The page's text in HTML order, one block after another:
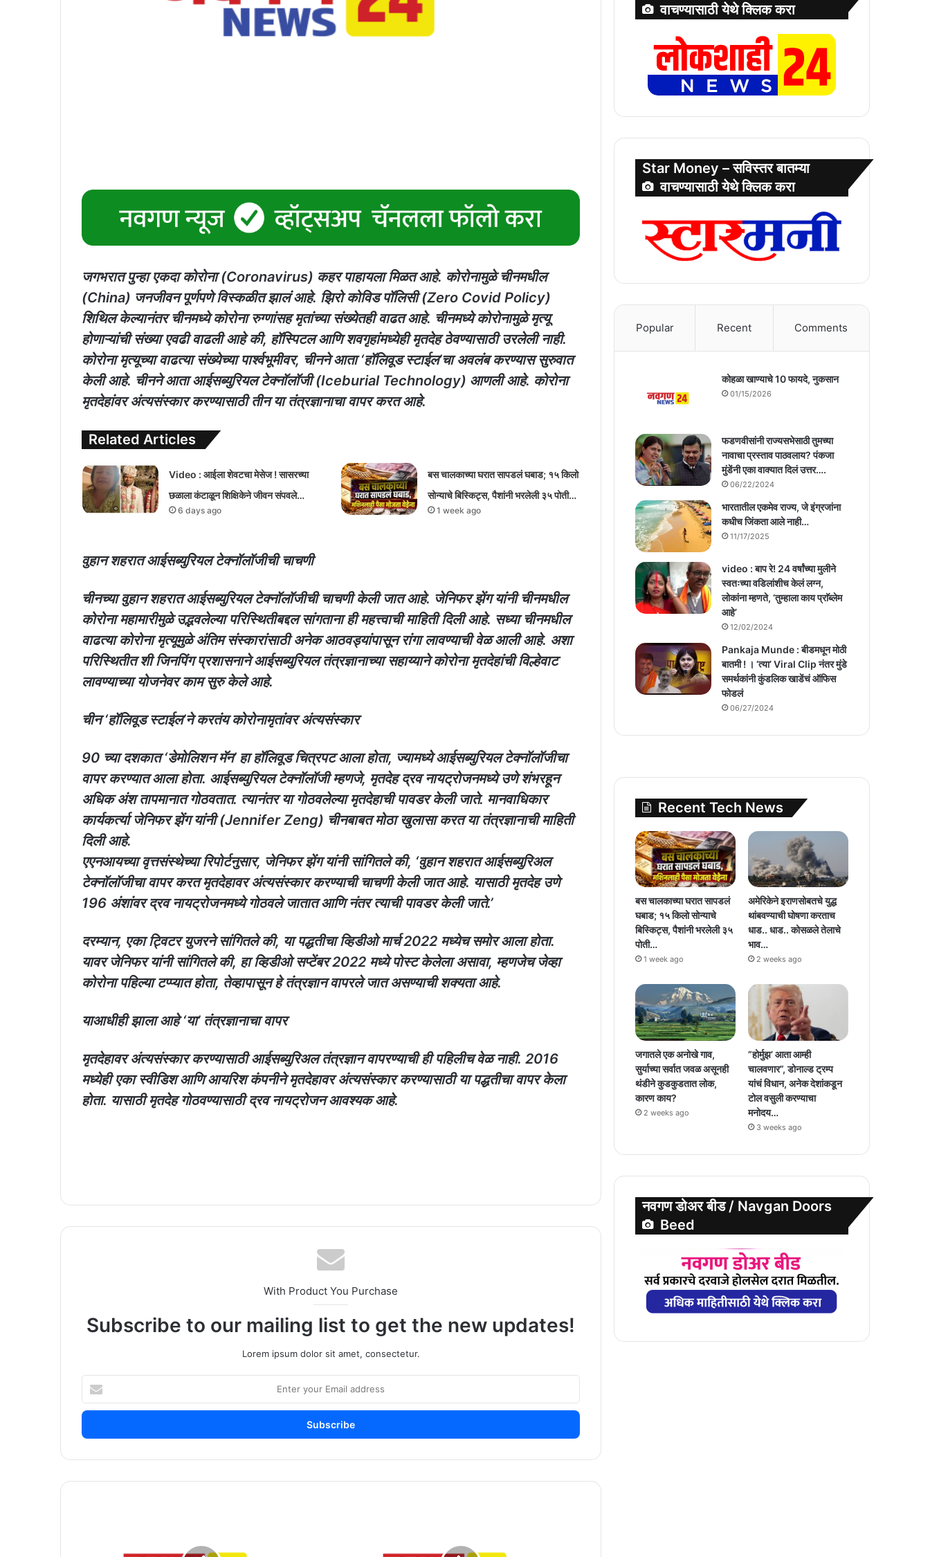
जगभरात पुन्हा एकदा कोरोना (Coronavirus) कहर पाहायला मिळत आहे. कोरोनामुळे चीनमधील
(China) जनजीवन पूर्णपणे विस्कळीत झालं आहे. झिरो कोविड पॉलिसी (Zero Covid Policy)
शिथिल केल्यानंतर चीनमध्ये कोरोना रुग्णांसह मृतांच्या संख्येतही वाढत आहे. चीनमध्ये कोरोनामुळे मृत्यू
होणाऱ्यांची संख्या एवढी वाढली आहे की, हॉस्पिटल आणि शवगृहांमध्येही मृतदेह ठेवण्यासाठी उरलेली नाही.
कोरोना मृत्यूच्या वाढत्या संख्येच्या पार्श्वभूमीवर, चीनने आता ‘हॉलिवूड स्टाईल’चा अवलंब करण्यास सुरुवात
केली आहे. चीनने आता आईसब्युरियल टेक्नॉलॉजी (Iceburial Technology) आणली आहे. कोरोना
मृतदेहांवर अंत्यसंस्कार करण्यासाठी तीन या तंत्रज्ञानाचा वापर करत आहे.
Related Articles
Video : आईला शेवटचा मेसेज ! सासरच्या
छळाला कंटाळून शिक्षिकेने जीवन संपवले…
6 days ago
बस चालकाच्या घरात सापडलं घबाड; १५ किलो
सोन्याचे बिस्किट्स, पैशांनी भरलेली ३५ पोती…
1 week ago
वुहान शहरात आईसब्युरियल टेक्नॉलॉजीची चाचणी
चीनच्या वुहान शहरात आईसब्युरियल टेक्नॉलॉजीची चाचणी केली जात आहे. जेनिफर झेंग यांनी चीनमधील
कोरोना महामारीमुळे उद्भवलेल्या परिस्थितीबद्दल सांगताना ही महत्त्वाची माहिती दिली आहे. सध्या चीनमधील
वाढत्या कोरोना मृत्यूमुळे अंतिम संस्कारांसाठी अनेक आठवड्यांपासून रांगा लावण्याची वेळ आली आहे. अशा
परिस्थितीत शी जिनपिंग प्रशासनाने आईसब्युरियल तंत्रज्ञानाच्या सहाय्याने कोरोना मृतदेहांची विल्हेवाट
लावण्याच्या योजनेवर काम सुरु केले आहे.
चीन ‘हॉलिवूड स्टाईल’ने करतंय कोरोनामृतांवर अंत्यसंस्कार
90 च्या दशकात ‘डेमोलिशन मॅन’ हा हॉलिवूड चित्रपट आला होता, ज्यामध्ये आईसब्युरियल टेक्नॉलॉजीचा
वापर करण्यात आला होता. आईसब्युरियल टेक्नॉलॉजी म्हणजे, मृतदेह द्रव नायट्रोजनमध्ये उणे शंभरहून
अधिक अंश तापमानात गोठवतात. त्यानंतर या गोठवलेल्या मृतदेहाची पावडर केली जाते. मानवाधिकार
कार्यकर्त्या जेनिफर झेंग यांनी (Jennifer Zeng) चीनबाबत मोठा खुलासा करत या तंत्रज्ञानाची माहिती
दिली आहे.
एएनआयच्या वृत्तसंस्थेच्या रिपोर्टनुसार, जेनिफर झेंग यांनी सांगितले की, ‘वुहान शहरात आईसब्युरिअल
टेक्नॉलॉजीचा वापर करत मृतदेहावर अंत्यसंस्कार करण्याची चाचणी केली जात आहे. यासाठी मृतदेह उणे
196 अंशांवर द्रव नायट्रोजनमध्ये गोठवले जातात आणि नंतर त्याची पावडर केली जाते.’
दरम्यान, एका ट्विटर युजरने सांगितले की, या पद्धतीचा व्हिडीओ मार्च 2022 मध्येच समोर आला होता.
यावर जेनिफर यांनी सांगितले की, हा व्हिडीओ सप्टेंबर 2022 मध्ये पोस्ट केलेला असावा, म्हणजेच जेव्हा
कोरोना पहिल्या टप्प्यात होता, तेव्हापासून हे तंत्रज्ञान वापरले जात असण्याची शक्यता आहे.
याआधीही झाला आहे ‘या’ तंत्रज्ञानाचा वापर
मृतदेहावर अंत्यसंस्कार करण्यासाठी आईसब्युरिअल तंत्रज्ञान वापरण्याची ही पहिलीच वेळ नाही. 2016
मध्येही एका स्वीडिश आणि आयरिश कंपनीने मृतदेहावर अंत्यसंस्कार करण्यासाठी या पद्धतीचा वापर केला
होता. यासाठी मृतदेह गोठवण्यासाठी द्रव नायट्रोजन आवश्यक आहे.
With Product You Purchase
Subscribe to our mailing list to get the new updates!
Lorem ipsum dolor sit amet, consectetur.
your
Email
वाचण्यासाठी येथे क्लिक करा
Star Money – सविस्तर बातम्या
वाचण्यासाठी येथे क्लिक करा
Popular Recent Comments
कोहळा खाण्याचे 10 फायदे, नुकसान
01/15/2026
फडणवीसांनी राज्यसभेसाठी तुमच्या
नावाचा प्रस्ताव पाठवलाय? पंकजा
मुंडेंनी एका वाक्यात दिलं उत्तर….
06/22/2024
भारतातील एकमेव राज्य, जे इंग्रजांना
कधीच जिंकता आले नाही…
11/17/2025
video : बाप रे! 24 वर्षांच्या मुलीने
स्वतःच्या वडिलांशीच केलं लग्न,
लोकांना म्हणते, ‘तुम्हाला काय प्राॅब्लेम
आहे’
12/02/2024
Pankaja Munde : बीडमधून मोठी
बातमी ! । ‘त्या’ Viral Clip नंतर मुंडे
समर्थकांनी कुंडलिक खाडेंचं ऑफिस
फोडलं
06/27/2024
Recent Tech News
बस चालकाच्या घरात सापडलं
घबाड; १५ किलो सोन्याचे
बिस्किट्स, पैशांनी भरलेली ३५
पोती…
1 week ago
अमेरिकेने इराणसोबतचे युद्ध
थांबवण्याची घोषणा करताच
धाड.. धाड.. कोसळले तेलाचे
भाव…
2 weeks ago
जगातले एक अनोखे गाव,
सुर्याच्या सर्वात जवळ असूनही
थंडीने कुडकुडतात लोक,
कारण काय?
2 weeks ago
”होर्मुझ’ आता आम्ही
चालवणार”, डोनाल्ड ट्रम्प
यांचं विधान, अनेक देशांकडून
टोल वसुली करण्याचा
मनोदय…
3 weeks ago
नवगण डोअर बीड / Navgan Doors
Beed